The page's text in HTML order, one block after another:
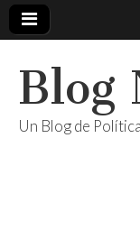
Blog
Un Blog de